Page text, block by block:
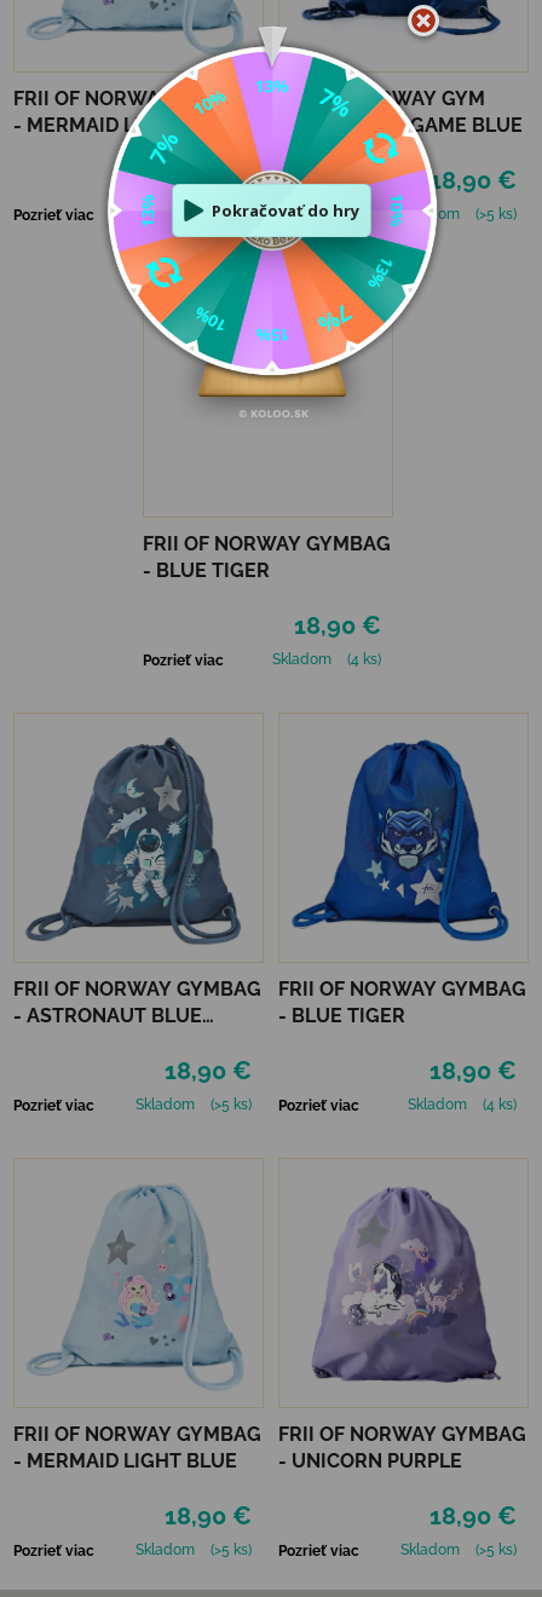
FRII OF NORWAY GYMBAG
- MERMAID LIGHT BLUE
18,90 €
Pozrieť viac Skladom (>5 ks)
FRII OF NORWAY GYM
BAG - ROBOT GAME BLUE
18,90 €
Pozrieť viac Skladom (>5 ks)
FRII OF NORWAY GYMBAG
- BLUE TIGER
18,90 €
Pozrieť viac Skladom (4 ks)
FRII OF NORWAY GYMBAG
- ASTRONAUT BLUE
18,90 €
Pozrieť viac Skladom (>5 ks)
FRII OF NORWAY GYMBAG
- BLUE TIGER
18,90 €
Pozrieť viac Skladom (4 ks)
FRII OF NORWAY GYMBAG
- MERMAID LIGHT BLUE
18,90 €
Pozrieť viac Skladom (>5 ks)
FRII OF NORWAY GYMBAG
- UNICORN PURPLE
18,90 €
Pozrieť viac Skladom (>5 ks)